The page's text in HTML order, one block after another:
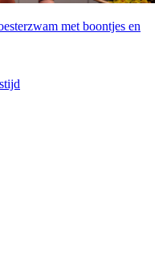
met boontjes en